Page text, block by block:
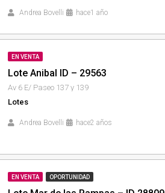
Andrea Bovelli hace1 año
EN VENTA
Lote Anibal ID – 29563
Av 6 E/ Paseo 137 y 139
Lotes
Andrea Bovelli hace2 años
EN VENTA OPORTUNIDAD